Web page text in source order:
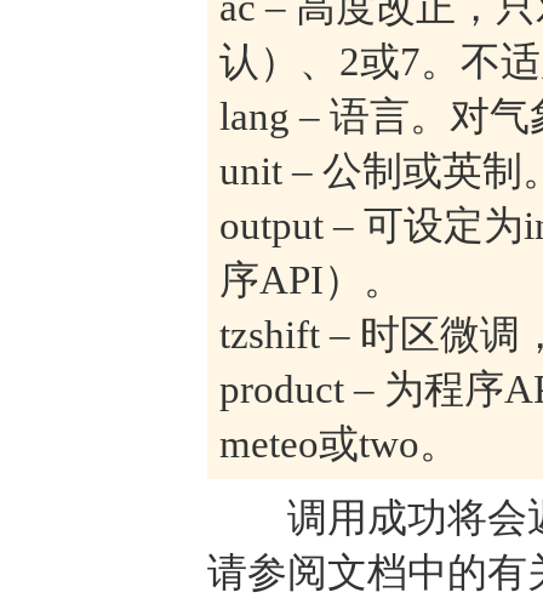
认）、2或7。不
lang – 语言。对
unit – 公制或英制
output – 可设定
序API）。
tzshift – 时区微调
product – 为程序
meteo或two。
调用成功将会返
请参阅文档中的有